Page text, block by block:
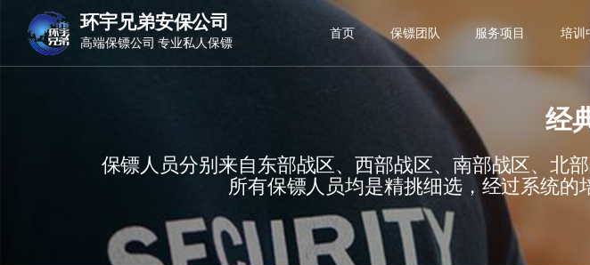
环宇兄弟安保公司
高端保镖公司 专业私人保镖
环宇兄弟安保公司
专业商务保镖 国际保镖公司
首页 保镖团队 服务项目 培训
经
保镖人员分别来自东部战区、西部战区、南部战区、北
所有保镖人员均是精挑细选，经过系统的